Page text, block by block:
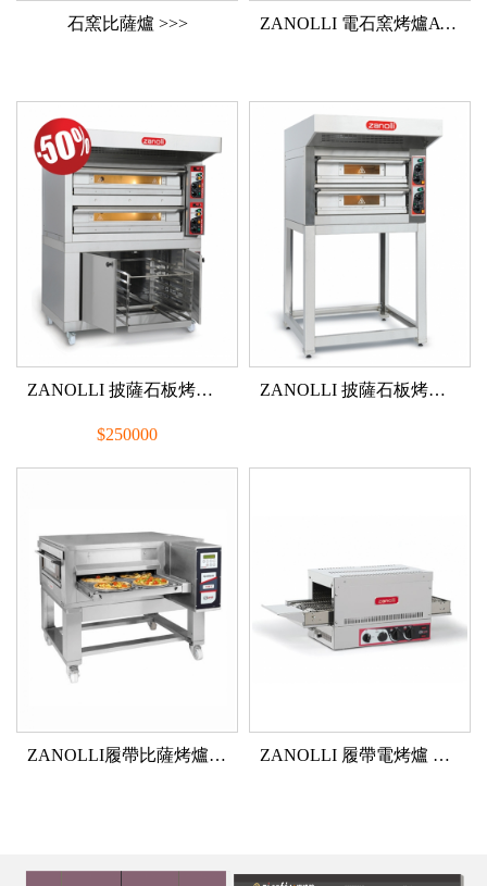
石窯比薩爐 >>> ZANOLLI 電石窯烤爐AVGVSTO
ZANOLLI 披薩石板烤箱 CITIZEN PW
$250000
ZANOLLI 披薩石板烤箱 CITIZEN EP
ZANOLLI履帶比薩烤爐SYNTHESIS ZANOLLI 履帶電烤爐 ROMEO